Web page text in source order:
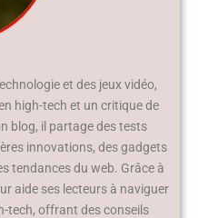
et des jeux vidéo,
high-tech et un critique de
blog, il partage des tests
innovations, des gadgets
tendances du web. Grâce à
aide ses lecteurs à naviguer
tech, offrant des conseils